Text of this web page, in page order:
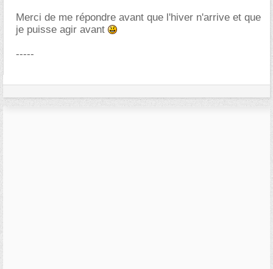
Merci de me répondre avant que l'hiver n'arrive et que
je puisse agir avant
-----